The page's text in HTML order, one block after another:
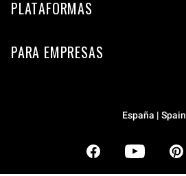
PLATAFORMAS
PARA EMPRESAS
España | Spain